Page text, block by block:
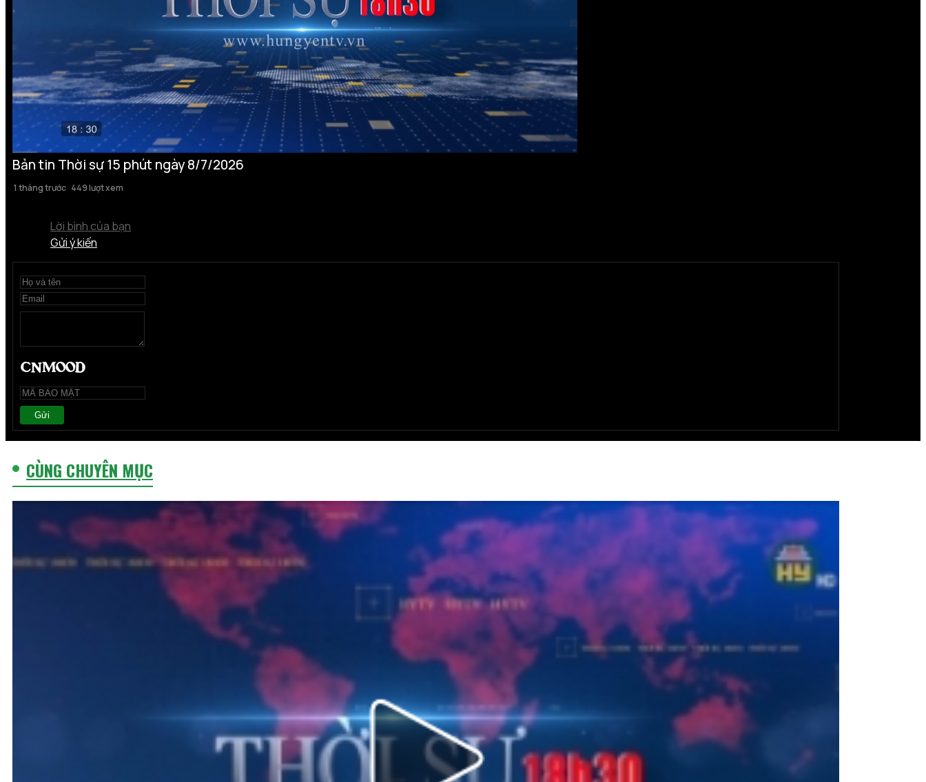
Bản tin Thời sự 15 phút ngày 8/7/2026
1 tháng trước 449 lượt xem
Lời bình của bạn
Gửi ý kiến
Gửi
CÙNG CHUYÊN MỤC